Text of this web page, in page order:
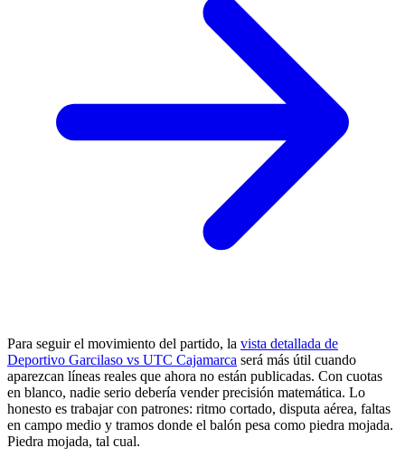
Para seguir el movimiento del partido, la vista detallada de
Deportivo Garcilaso vs UTC Cajamarca será más útil cuando
aparezcan líneas reales que ahora no están publicadas. Con cuotas
en blanco, nadie serio debería vender precisión matemática. Lo
honesto es trabajar con patrones: ritmo cortado, disputa aérea, faltas
en campo medio y tramos donde el balón pesa como piedra mojada.
Piedra mojada, tal cual.